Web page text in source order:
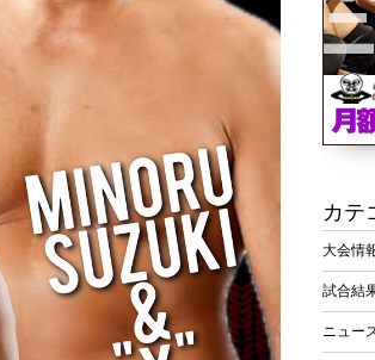
カテ
大会情
試合結
ニュー